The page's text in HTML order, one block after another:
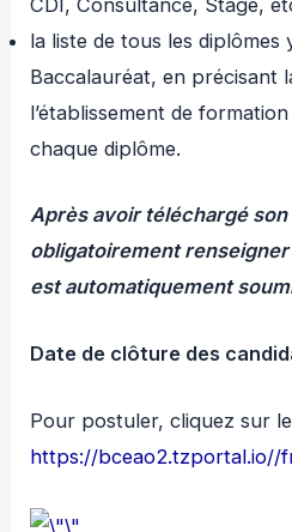
CDI, Consultance, Stage,
la liste de tous les diplômes
Baccalauréat, en précisant
l’établissement de
chaque diplôme.
Après avoir téléchargé son
obligatoirement
est automatiquement
Date de clôture des
Pour postuler, cliquez sur
https://bceao2.tzportal.io//